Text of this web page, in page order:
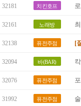
32181 치킨호프
32161 노래방
32138 퓨전주점 [
32094 바(BAR)
32076 퓨전주점
31992 퓨전주점